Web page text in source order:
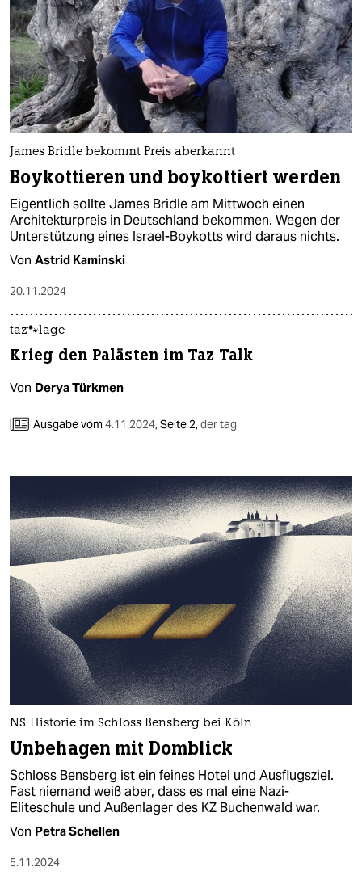
James Bridle bekommt Preis aberkannt
Boykottieren und boykottiert werden
Eigentlich sollte James Bridle am Mittwoch einen
Architekturpreis in Deutschland bekommen. Wegen der
Unterstützung eines Israel-Boykotts wird daraus nichts.
Von Astrid Kaminski
20.11.2024
taz🐾lage
Krieg den Palästen im Taz Talk
Von Derya Türkmen
Ausgabe vom4.11.2024,Seite 2,der tag
NS-Historie im Schloss Bensberg bei Köln
Unbehagen mit Domblick
Schloss Bensberg ist ein feines Hotel und Ausflugsziel.
Fast niemand weiß aber, dass es mal eine Nazi-
Eliteschule und Außenlager des KZ Buchenwald war.
Von Petra Schellen
5.11.2024